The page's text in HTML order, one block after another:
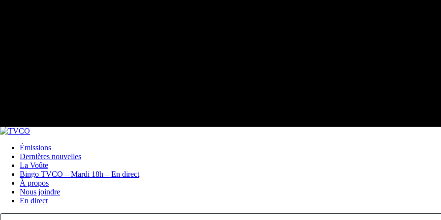
Émissions
Dernières nouvelles
La Voûte
Bingo TVCO – Mardi 18h – En direct
À propos
Nous joindre
En direct